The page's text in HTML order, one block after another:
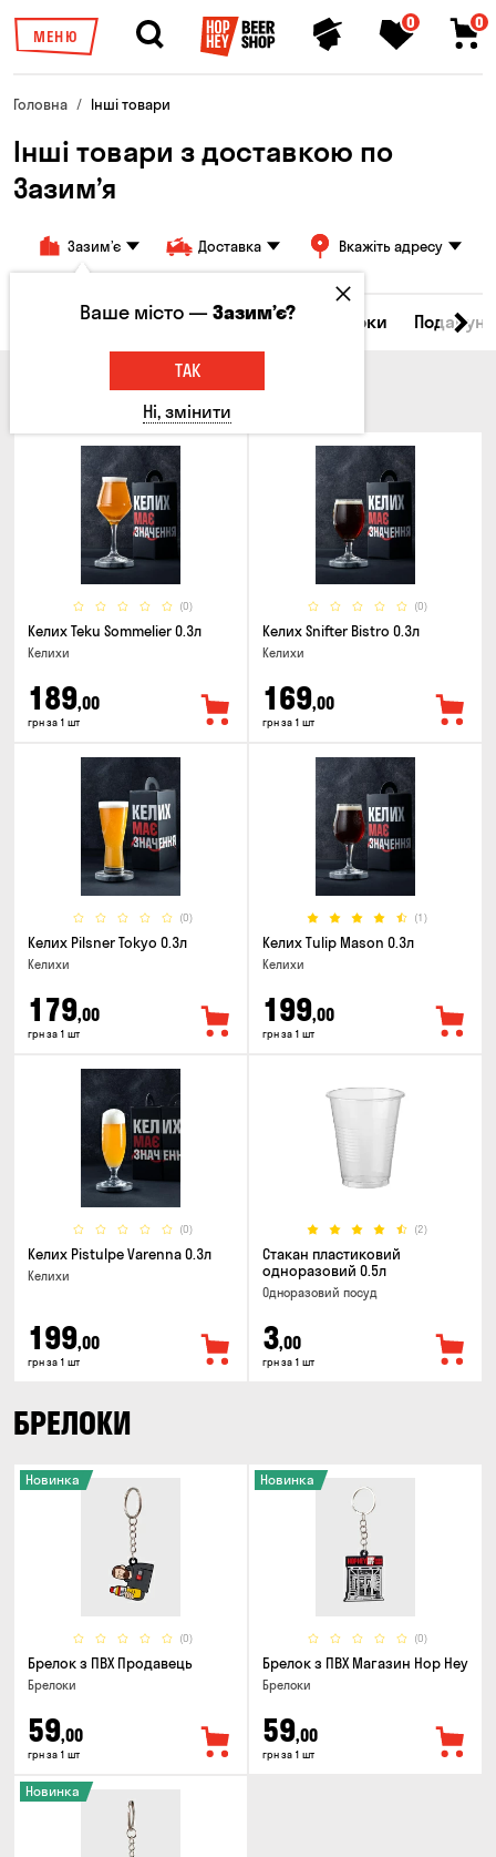
МЕНЮ
0 0
Головна Інші товари
Інші товари з доставкою по
Зазим’я
Зазим’є Доставка Вкажіть адресу
Всі товари Келихи та кухлі Брелоки
КЕЛИХИ ТА КУХЛІ
(0)
Келих Teku Sommelier 0.3л
Келихи
189,00
грн за 1 шт
(0)
Келих Snifter Bistro 0.3л
Келихи
169,00
грн за 1 шт
(0)
Келих Pilsner Tokyo 0.3л
Келихи
179,00
грн за 1 шт
(1)
Келих Tulip Mason 0.3л
Келихи
199,00
грн за 1 шт
(0)
Келих Pistulpe Varenna 0.3л
Келихи
199,00
грн за 1 шт
(2)
Стакан пластиковий
одноразовий 0.5л
Одноразовий посуд
3,00
грн за 1 шт
БРЕЛОКИ
(0)
Новинка
Брелок з ПВХ Продавець
Брелоки
59,00
грн за 1 шт
(0)
Новинка
Брелок з ПВХ Магазин Hop Hey
Брелоки
59,00
грн за 1 шт
Новинка
Ваше місто —Зазим’є?
ТАК
Ні, змінити